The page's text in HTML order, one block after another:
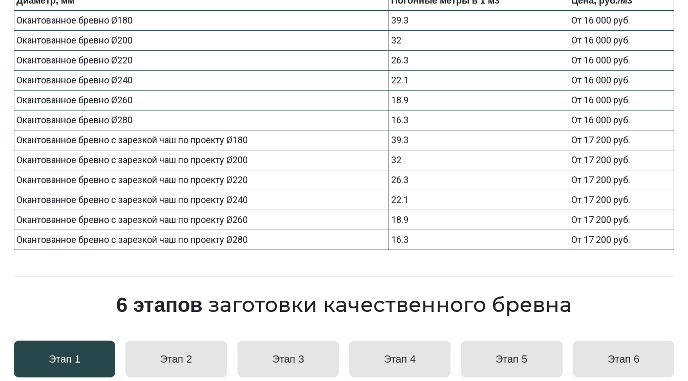
Окантованное бревно Ø180 39.3
От 16 000 руб.
Окантованное бревно Ø200
32
От 16 000 руб.
Окантованное бревно Ø220
26.3
От 16 000 руб.
Окантованное бревно Ø240
22.1
От 16 000 руб.
Окантованное бревно Ø260
18.9
От 16 000 руб.
Окантованное бревно Ø280
16.3
От 16 000 руб.
Окантованное бревно с зарезкой чаш по проекту Ø180
39.3
От 17 200 руб.
Окантованное бревно с зарезкой чаш по проекту Ø200
32
От 17 200 руб.
Окантованное бревно с зарезкой чаш по проекту Ø220
26.3
От 17 200 руб.
Окантованное бревно с зарезкой чаш по проекту Ø240
22.1
От 17 200 руб.
Окантованное бревно с зарезкой чаш по проекту Ø260
18.9
От 17 200 руб.
Окантованное бревно с зарезкой чаш по проекту Ø280
16.3 От 17 200 руб.
6 этапов заготовки качественного бревна
Этап 1 Этап 2 Этап 3 Этап 4 Этап 5 Этап 6